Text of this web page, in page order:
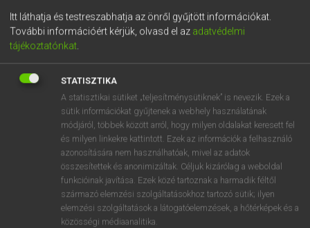
Európai uniós terminológiai szótár
VAN ELŐFIZETÉSED?
Van előfizetésem a teljes szócikk megtekintéséhez.
BELÉPÉS
Itt láthatja és testreszabhatja az önről gyűjtött információkat.
További információért kérjük, olvasd el az adatvédelmi
tájékoztatónkat.
STATISZTIKA
A statisztikai sütiket „teljesítménysütiknek” is nevezik. Ezek a
sütik információkat gyűjtenek a webhely használatának
módjáról, többek között arról, hogy milyen oldalakat keresett fel
és milyen linkekre kattintott. Ezek az információk a felhasználó
azonosítására nem használhatóak, mivel az adatok
összesítettek és anonimizáltak. Céljuk kizárólag a weboldal
funkcióinak javítása. Ezek közé tartoznak a harmadik féltől
származó elemzési szolgáltatásokhoz tartozó sütik; ilyen
elemzési szolgáltatások a látogatóelemzések, a hőtérképek és a
közösségi médiaanalitika.
t z u i o p
g h j k l é á ű Ω
n m , . AltGr